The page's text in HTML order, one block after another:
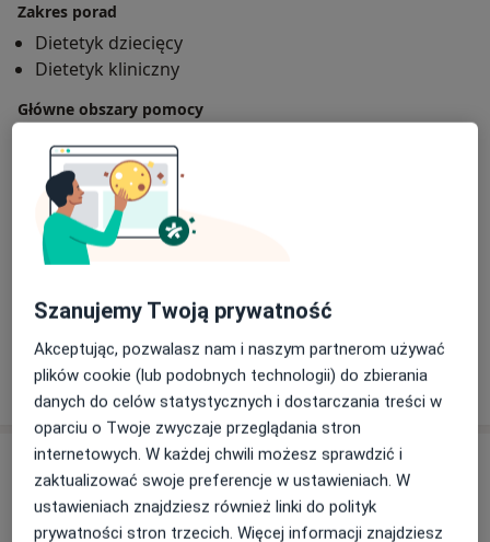
człowiekiem i szeroko pojętą edukację żywieniową w
kierunku zmiany złych nawyków i tym samym
przeciwdziałania chorobom cywilizacyjnym.
Pomagam osobom z nadwagą i otyłością odzyskać
zdrową wagę i radość życia bez efektu jo-jo.
Chęć zdobywania nowej wiedzy powoduje, że
nieustannie uczestniczę w konferencjach i szkoleniach.
Swoją pracę wykonuje z ogromnym zaangażowaniem,
Zakres porad
Dietetyk dziecięcy
Dietetyk kliniczny
Główne obszary pomocy
Alergia pokarmowa
Nadwaga
Żywienie kobiet w ciąży i karmiących
Zaburzenia odżywiania
Pacjenci których przyjmuję
Dzieci
Pokaż więcejo doświadczeniu
Usługi i ceny
Pierwsza wizyta + plan żywieniowy
Darmowa usługa Szczegóły
Szanujemy Twoją prywatność
Akceptując, pozwalasz nam i naszym partnerom używać
plików cookie (lub podobnych technologii) do zbierania
danych do celów statystycznych i dostarczania treści w
oparciu o Twoje zwyczaje przeglądania stron
internetowych. W każdej chwili możesz sprawdzić i
zaktualizować swoje preferencje w ustawieniach. W
ustawieniach znajdziesz również linki do polityk
prywatności stron trzecich. Więcej informacji znajdziesz